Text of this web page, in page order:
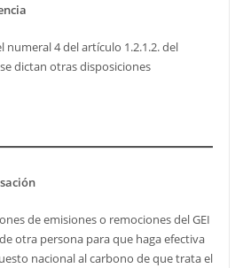
numeral 4 del artículo 1.2.1.2. del
dictan otras disposiciones
de emisiones o remociones del GEI
otra persona para que haga efectiva
nacional al carbono de que trata el